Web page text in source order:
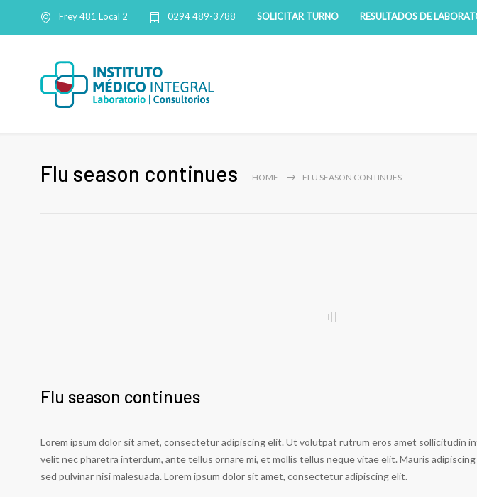
Frey 481 Local 2 0294 489-3788 SOLICITAR TURNO RESULTADOS DE
Flu season continues HOME FLU SEASON CONTINUES
Flu season continues
Lorem ipsum dolor sit amet, consectetur adipiscing elit. Ut volutpat rutrum eros amet sollicitudin
velit nec pharetra interdum, ante tellus ornare mi, et mollis tellus neque vitae elit. Mauris
sed pulvinar nisi malesuada. Lorem ipsum dolor sit amet, consectetur adipiscing elit.